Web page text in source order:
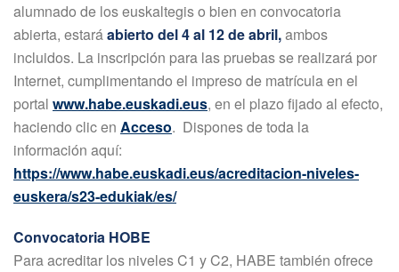
alumnado de los euskaltegis o bien en convocatoria
abierta, estaráabierto del 4 al 12 de abril,ambos
incluidos. La inscripción para las pruebas se realizará por
Internet, cumplimentando el impreso de matrícula en el
portal www.habe.euskadi.eus, en el plazo fijado al efecto,
haciendo clic en Acceso. Dispones de toda la
información aquí:
https://www.habe.euskadi.eus/acreditacion-niveles-
euskera/s23-edukiak/es/
Convocatoria HOBE
Para acreditar los niveles C1 y C2, HABE también ofrece